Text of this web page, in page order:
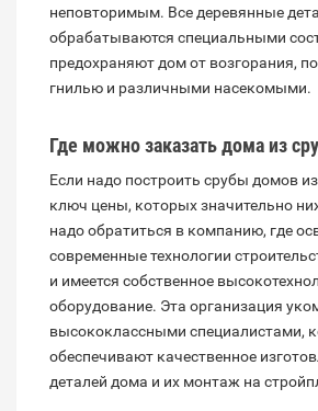
неповторимым. Все деревянные
обрабатываются специальными
предохраняют дом от возгорания,
гнилью и различными насекомыми.
Где можно заказать дома из
Если надо построить срубы домов
ключ цены, которых значительно
надо обратиться в компанию, где
современные технологии
и имеется собственное
оборудование. Эта организация
высококлассными специалистами,
обеспечивают качественное
деталей дома и их монтаж на